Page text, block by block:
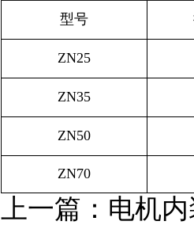
型号
ZN25
ZN35
ZN50
ZN70
上一篇： 电机